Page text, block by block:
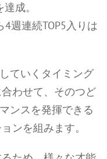
成。
4週連続TOP5入りは
ていくタイミング
わせて、そのつど
ンスを発揮できる
ンを組みます。